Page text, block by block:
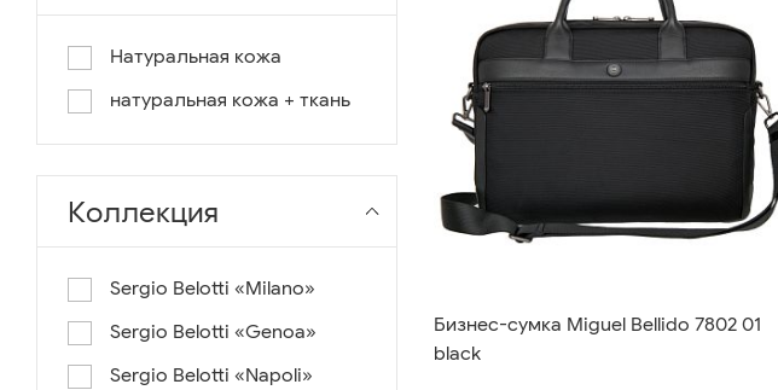
Натуральная кожа
натуральная кожа + ткань
Коллекция
Sergio Belotti «Milano»
Sergio Belotti «Genoa»
Sergio Belotti «Napoli»
Бизнес-сумка Miguel Bellido 7802 01
black